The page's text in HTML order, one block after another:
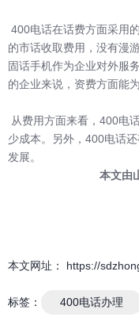
400电话在话费方面采用
的市话收取费用，没有漫
固话手机作为企业对外服
的企业来说，资费方面能
从费用方面来看，400电
少成本。另外，400电话
发展。
本文由
本文网址： https://
标签： 400电话办理